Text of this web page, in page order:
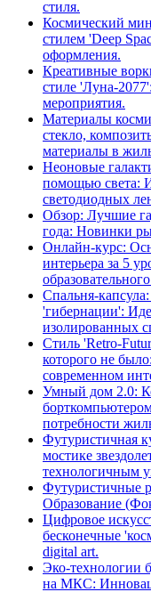
стиля.
Космический
стилем 'Deep
оформления.
Креативные
стиле 'Луна-
мероприятия.
Материалы
стекло,
материалы в
Неоновые
помощью света:
светодиодных
Обзор: Лучшие
года: Новинки
Онлайн-курс:
интерьера за 5
Спальня-
'гибернации':
изолированных
Стиль 'Retro-
которого не
современном
Умный дом 2.0:
потребности
Футуристичная
мостике
технологичным
Футуристичные
Образование
Цифровое
бесконечные
digital art.
Эко-технологии
на МКС: